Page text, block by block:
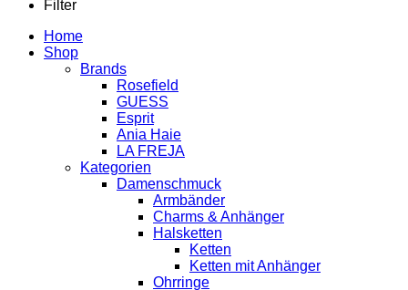
Filter
Home
Shop
Brands
Rosefield
GUESS
Esprit
Ania Haie
LA FREJA
Kategorien
Damenschmuck
Armbänder
Charms & Anhänger
Halsketten
Ketten
Ketten mit Anhänger
Ohrringe